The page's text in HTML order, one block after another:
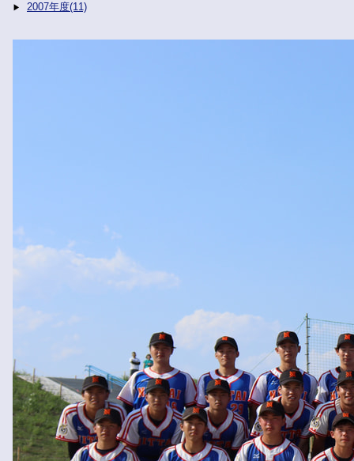
2007年度(11)